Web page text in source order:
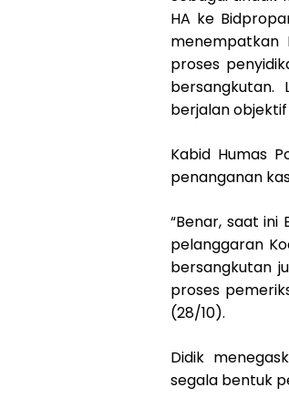
HA ke
menempatkan
proses
bersangkutan.
berjalan
Kabid Humas
penanganan
“Benar, saat
pelanggaran
bersangkutan
proses
(28/10).
Didik
segala bentuk